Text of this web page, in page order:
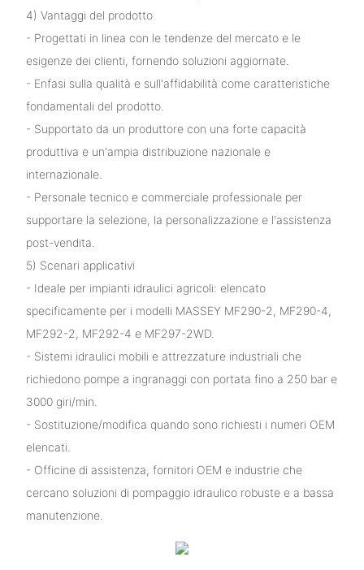
4) Vantaggi del prodotto
- Progettati in linea con le tendenze del mercato e le
esigenze dei clienti, fornendo soluzioni aggiornate.
- Enfasi sulla qualità e sull'affidabilità come caratteristiche
fondamentali del prodotto.
- Supportato da un produttore con una forte capacità
produttiva e un'ampia distribuzione nazionale e
internazionale.
- Personale tecnico e commerciale professionale per
supportare la selezione, la personalizzazione e l'assistenza
post-vendita.
5) Scenari applicativi
- Ideale per impianti idraulici agricoli: elencato
specificamente per i modelli MASSEY MF290-2, MF290-4,
MF292-2, MF292-4 e MF297-2WD.
- Sistemi idraulici mobili e attrezzature industriali che
richiedono pompe a ingranaggi con portata fino a 250 bar e
3000 giri/min.
- Sostituzione/modifica quando sono richiesti i numeri OEM
elencati.
- Officine di assistenza, fornitori OEM e industrie che
cercano soluzioni di pompaggio idraulico robuste e a bassa
manutenzione.